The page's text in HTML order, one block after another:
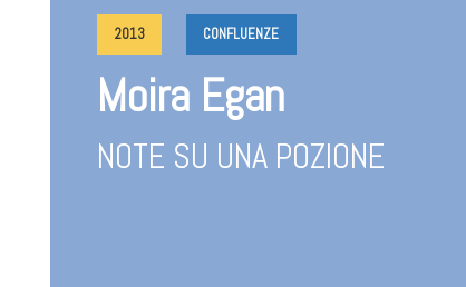
2013 CONFLUENZE
Moira Egan
NOTE SU UNA POZIONE